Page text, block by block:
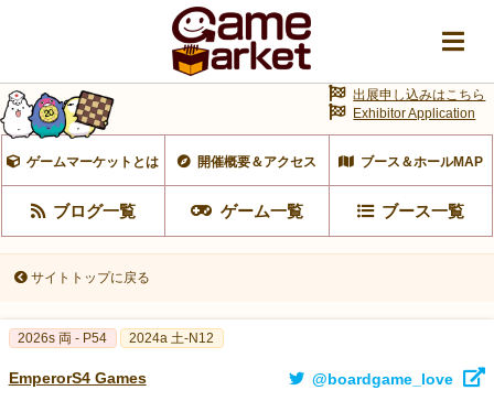
ゲームマーケットとは 開催概要＆アクセス ブース＆ホールMAP
ブログ一覧 ゲーム一覧 ブース一覧
出展申し込みはこちら
Exhibitor Application
サイトトップに戻る
2026s 両 - P54 2024a 土-N12
EmperorS4 Games @boardgame_love